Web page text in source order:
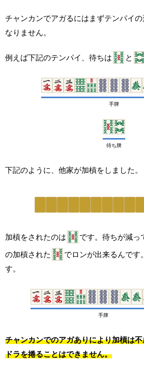
チャンカンでアガるにはまずテンパイ
なりません。
例えば下記のテンパイ、待ちは と
手牌
待ち牌
下記のように、他家が加槓をしました。
加槓をされたのは
です。待ちが減っ
の加槓された
でロンが出来るんです
す。
手牌
チャンカンでのアガありにより加槓は
ドラを捲ることはできません。